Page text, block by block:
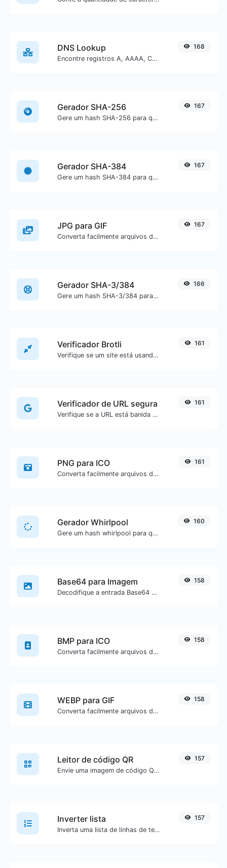
DNS Lookup
Encontre registros A, AAAA, CNAME, MX, NS, TXT, SOA de um host.
168
Gerador SHA-256
Gere um hash SHA-256 para qualquer entrada de texto.
167
Gerador SHA-384
Gere um hash SHA-384 para qualquer entrada de texto.
167
JPG para GIF
Converta facilmente arquivos de imagem JPG para GIF.
167
Gerador SHA-3/384
Gere um hash SHA-3/384 para qualquer entrada de texto.
166
Verificador Brotli
Verifique se um site está usando o algoritmo de compactação Brotli ou não.
161
Verificador de URL segura
Verifique se a URL está banida e marcada como segura/insegura pelo Google.
161
PNG para ICO
Converta facilmente arquivos de imagem PNG para ICO.
161
Gerador Whirlpool
Gere um hash whirlpool para qualquer entrada de texto.
160
Base64 para Imagem
Decodifique a entrada Base64 para uma imagem.
158
BMP para ICO
Converta facilmente arquivos de imagem BMP para ICO.
158
WEBP para GIF
Converta facilmente arquivos de imagem WEBP para GIF.
158
Leitor de código QR
Envie uma imagem de código QR e extraia os dados contidos nela.
157
Inverter lista
Inverta uma lista de linhas de texto fornecidas.
157